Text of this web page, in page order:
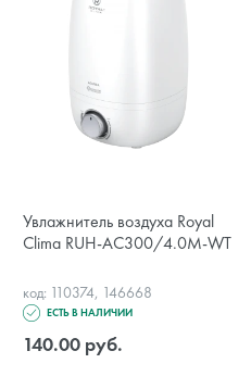
Увлажнитель воздуха Royal
Clima RUH-AC300/4.0M-WT
код: 110374, 146668
ЕСТЬ В НАЛИЧИИ
140.00 руб.